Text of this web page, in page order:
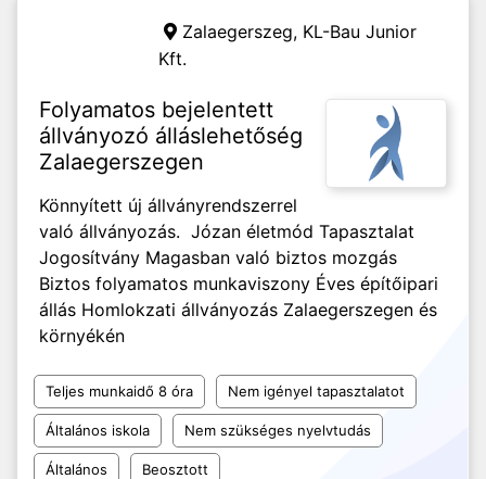
Zalaegerszeg, KL-Bau Junior
Kft.
Folyamatos bejelentett
állványozó álláslehetőség
Zalaegerszegen
Könnyített új állványrendszerrel
való állványozás. Józan életmód Tapasztalat
Jogosítvány Magasban való biztos mozgás
Biztos folyamatos munkaviszony Éves építőipari
állás Homlokzati állványozás Zalaegerszegen és
környékén
Teljes munkaidő 8 óra Nem igényel tapasztalatot
Általános iskola Nem szükséges nyelvtudás
Általános Beosztott